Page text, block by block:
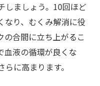
しましょう。10回ほど
なり、むくみ解消に役
の合間に立ち上がるこ
血液の循環が良くな
に高まります。